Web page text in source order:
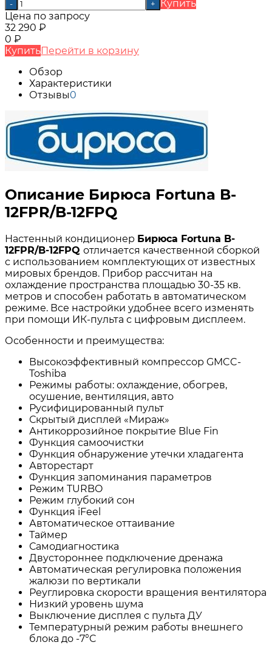
- +
Купить
Цена по запросу
32 290 ₽
0 ₽
КупитьПерейти в корзину
Обзор
Характеристики
Отзывы0
Описание Бирюса Fortuna B-
12FPR/B-12FPQ
Настенный кондиционер Бирюса Fortuna B-
12FPR/B-12FPQ отличается качественной сборкой
с использованием комплектующих от известных
мировых брендов. Прибор рассчитан на
охлаждение пространства площадью 30-35 кв.
метров и способен работать в автоматическом
режиме. Все настройки удобнее всего изменять
при помощи ИК-пульта с цифровым дисплеем.
Особенности и преимущества:
Высокоэффективный компрессор GMCC-
Toshiba
Режимы работы: охлаждение, обогрев,
осушение, вентиляция, авто
Русифицированный пульт
Скрытый дисплей «Мираж»
Антикоррозийное покрытие Blue Fin
Функция самоочистки
Функция обнаружение утечки хладагента
Авторестарт
Функция запоминания параметров
Режим TURBO
Режим глубокий сон
Функция iFeel
Автоматическое оттаивание
Таймер
Самодиагностика
Двустороннее подключение дренажа
Автоматическая регулировка положения
жалюзи по вертикали
Реуглировка скорости вращения вентилятора
Низкий уровень шума
Выключение дисплея с пульта ДУ
Температурный режим работы внешнего
блока до -7°C